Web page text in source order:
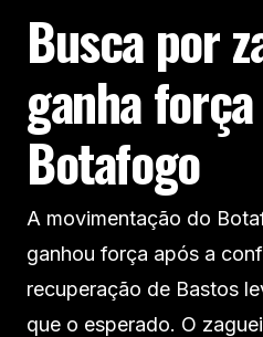
Busca por
ganha
Botafogo
A movimentação do
ganhou força após a
recuperação de Bastos
que o esperado. O